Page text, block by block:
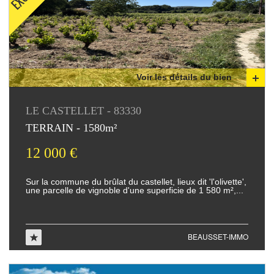
Voir les détails du bien
LE CASTELLET - 83330
TERRAIN - 1580m²
12 000 €
sur la commune du brûlat du castellet, lieux dit 'l'olivette',
une parcelle de vignoble d'une superficie de 1 580 m²,...
BEAUSSET-IMMO